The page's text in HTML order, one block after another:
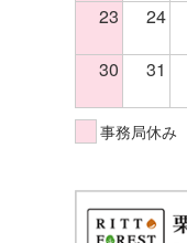
23 24
30 31
事務局休み